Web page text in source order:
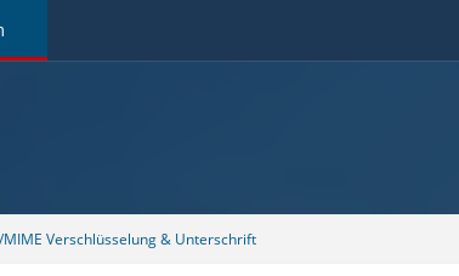
MIME Verschlüsselung & Unterschrift